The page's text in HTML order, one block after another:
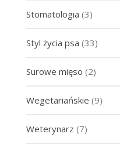
Stomatologia (3)
Styl życia psa (33)
Surowe mięso (2)
Wegetariańskie (9)
Weterynarz (7)